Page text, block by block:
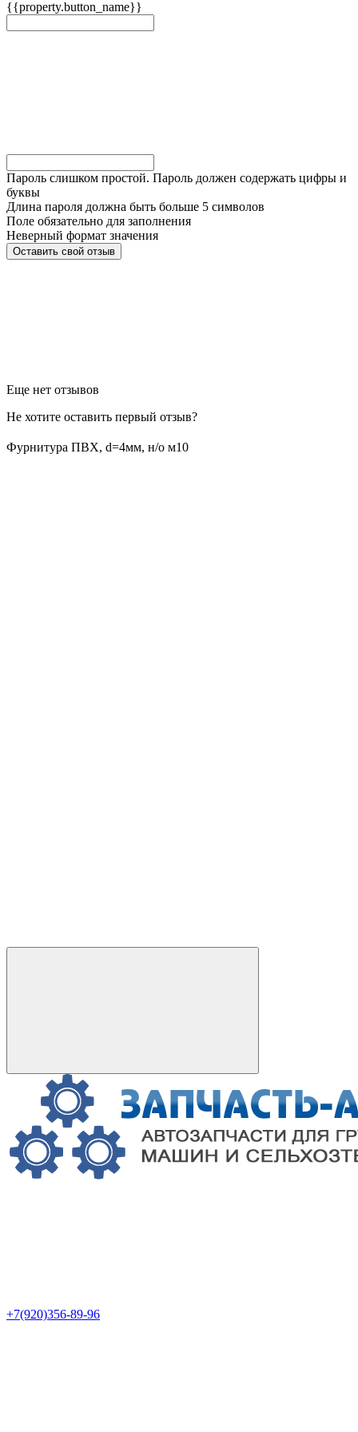
{{property.button_name}}
Пароль слишком простой. Пароль должен содержать цифры и
буквы
Длина пароля должна быть больше 5 символов
Поле обязательно для заполнения
Неверный формат значения
Еще нет отзывов
Не хотите оставить первый отзыв?
Фурнитура ПВХ, d=4мм, н/о м10
+7(920)356-89-96